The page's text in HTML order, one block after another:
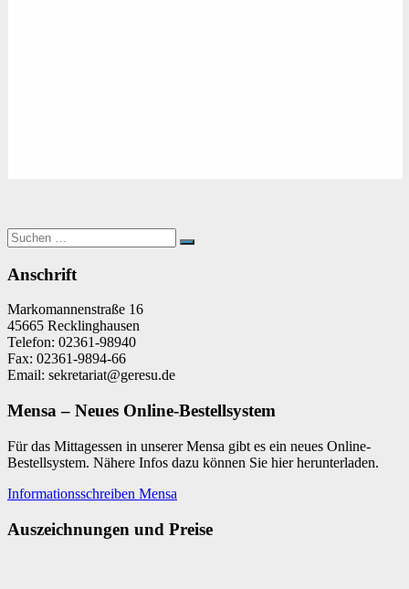
Suchen
nach:
Suchen
Anschrift
Markomannenstraße 16
45665 Recklinghausen
Telefon: 02361-98940
Fax: 02361-9894-66
Email: sekretariat@geresu.de
Mensa – Neues Online-Bestellsystem
Für das Mittagessen in unserer Mensa gibt es ein neues Online-
Bestellsystem. Nähere Infos dazu können Sie hier herunterladen.
Informationsschreiben Mensa
Auszeichnungen und Preise